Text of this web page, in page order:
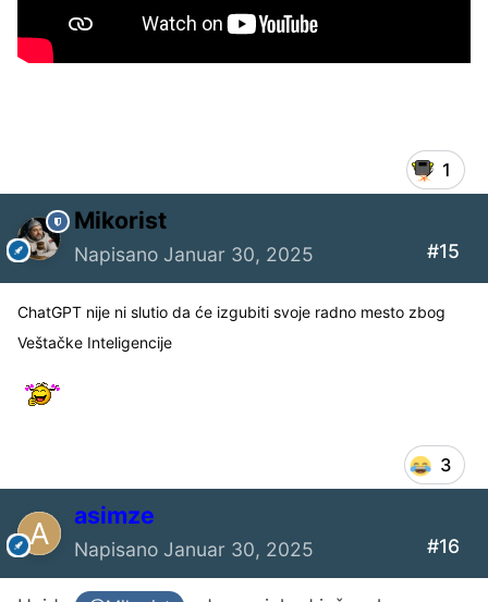
1
Mikorist
Napisano Januar 30, 2025 #15
ChatGPT nije ni slutio da će izgubiti svoje radno mesto zbog
Veštačke Inteligencije
3
asimze
Napisano Januar 30, 2025 #16